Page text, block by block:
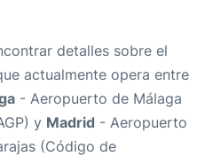
detalles sobre el
actualmente opera entre
- Aeropuerto de Málaga
y Madrid - Aeropuerto
(Código de